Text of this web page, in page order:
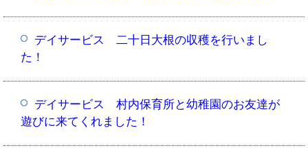
デイサービス 二十日大根の収穫を行いまし
た！
デイサービス 村内保育所と幼稚園のお友達が
遊びに来てくれました！